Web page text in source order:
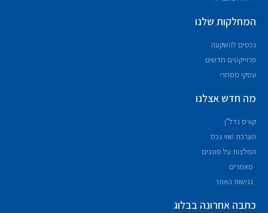
המחלקות שלנו
נכסים להשקעה
פרוייקטים חדשים
עסקי מסחרי
מה חדש אצלנו
קורס נדל"ן
הערכת שווי נכס
המלצות על סוכנים
מאמרים
נגישות האתר
כתבה אחרונה בבלוג